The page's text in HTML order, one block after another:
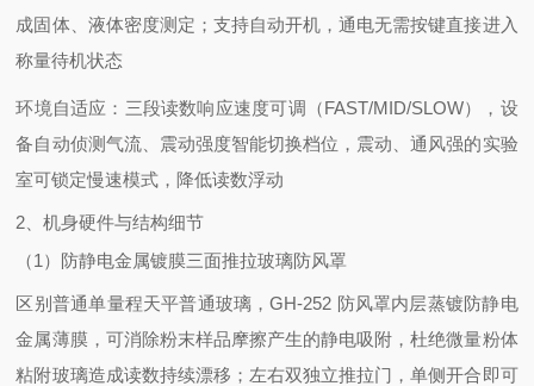
成固体、液体密度测定；支持自动开机，通电无需按键直接进入
称量待机状态
环境自适应：三段读数响应速度可调（FAST/MID/SLOW），设
备自动侦测气流、震动强度智能切换档位，震动、通风强的实验
室可锁定慢速模式，降低读数浮动
2、机身硬件与结构细节
（1）防静电金属镀膜三面推拉玻璃防风罩
区别普通单量程天平普通玻璃，GH-252 防风罩内层蒸镀防静电
金属薄膜，可消除粉末样品摩擦产生的静电吸附，杜绝微量粉体
粘附玻璃造成读数持续漂移；左右双独立推拉门，单侧开合即可